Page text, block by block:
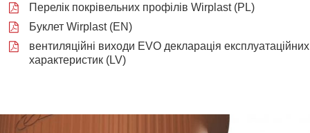
Перелік покрівельних профілів Wirplast (PL)
Буклет Wirplast (EN)
вентиляційні виходи EVO декларація експлуатаційних
характеристик (LV)